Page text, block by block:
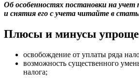
Об особенностях постановки на
и снятия его с учета читайте в
Плюсы и минусы
освобождение от уплаты ряда
возможность существенного
налога;